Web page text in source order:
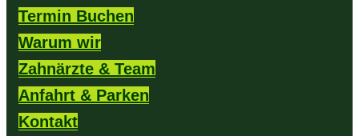
Termin Buchen
Warum wir
Zahnärzte & Team
Anfahrt & Parken
Kontakt